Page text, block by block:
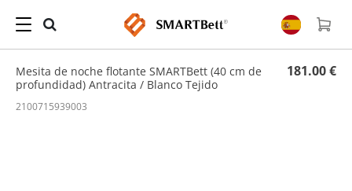
Hogar Mesita de noche
/ Mesita de noche flotante SMARTBett (40 cm de profundidad)
Mesita de noche flotante SMARTBett (40 cm de
profundidad) Antracita / Blanco Tejido
181.00 €
2100715939003